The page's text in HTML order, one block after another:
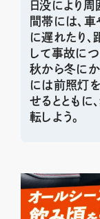
日没により
間帯には、
に遅れたり、
して事故につ
秋から冬に
には前照灯
せるとともに
転しよう。